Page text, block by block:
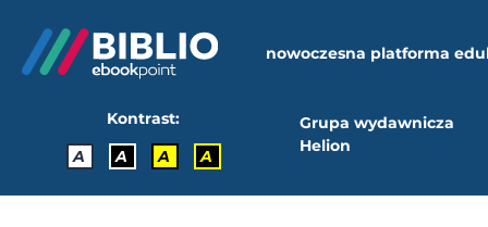
nowoczesna platforma
Kontrast:
A
A A A
Grupa wydawnicza
Helion